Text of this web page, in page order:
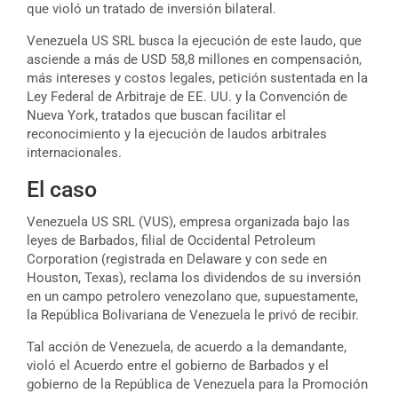
que violó un tratado de inversión bilateral .
Venezuela US SRL busca la ejecución de este laudo, que
asciende a más de USD 58,8 millones en compensación,
más intereses y costos legales, petición sustentada en la
Ley Federal de Arbitraje de EE. UU. y la Convención de
Nueva York, tratados que buscan facilitar el
reconocimiento y la ejecución de laudos arbitrales
internacionales.
El caso
Venezuela US SRL (VUS), empresa organizada bajo las
leyes de Barbados, filial de Occidental Petroleum
Corporation (registrada en Delaware y con sede en
Houston, Texas), reclama los dividendos de su inversión
en un campo petrolero venezolano que, supuestamente,
la República Bolivariana de Venezuela le privó de recibir.
Tal acción de Venezuela, de acuerdo a la demandante,
violó el Acuerdo entre el gobierno de Barbados y el
gobierno de la República de Venezuela para la Promoción